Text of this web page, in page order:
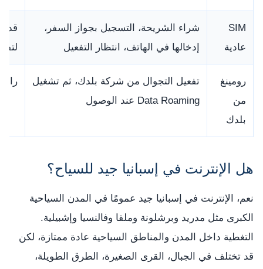
SIM
عادية
شراء الشريحة، التسجيل بجواز السفر،
إدخالها في الهاتف، انتظار التفعيل
قد
رومينغ
من
بلدك
تفعيل التجوال من شركة بلدك، ثم تشغيل
Data Roaming عند الوصول
هل الإنترنت في إسبانيا جيد للسياح؟
نعم، الإنترنت في إسبانيا جيد عمومًا في المدن السياحية
الكبرى مثل مدريد وبرشلونة وملقا وفالنسيا وإشبيلية.
التغطية داخل المدن والمناطق السياحية عادة ممتازة، لكن
قد تختلف في الجبال، القرى الصغيرة، الطرق الطويلة،